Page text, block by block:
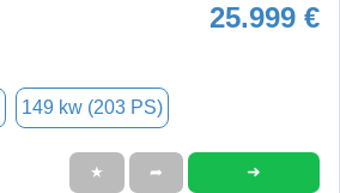
25.999 €
149 kw (203 PS)
★ ➦ ➜